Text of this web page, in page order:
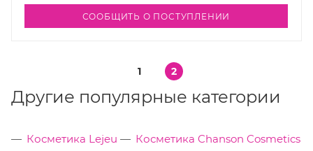
СООБЩИТЬ О ПОСТУПЛЕНИИ
1 2
Другие популярные категории
Косметика Lejeu
Косметика Chanson Cosmetics